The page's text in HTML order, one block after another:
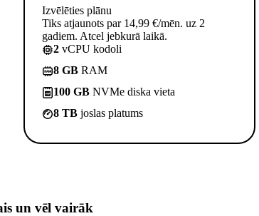
Izvēlēties plānu
Tiks atjaunots par 14,99 €/mēn. uz 2
gadiem. Atcel jebkurā laikā.
2 vCPU kodoli
8 GB RAM
100 GB NVMe diska vieta
8 TB joslas platums
un vēl vairāk